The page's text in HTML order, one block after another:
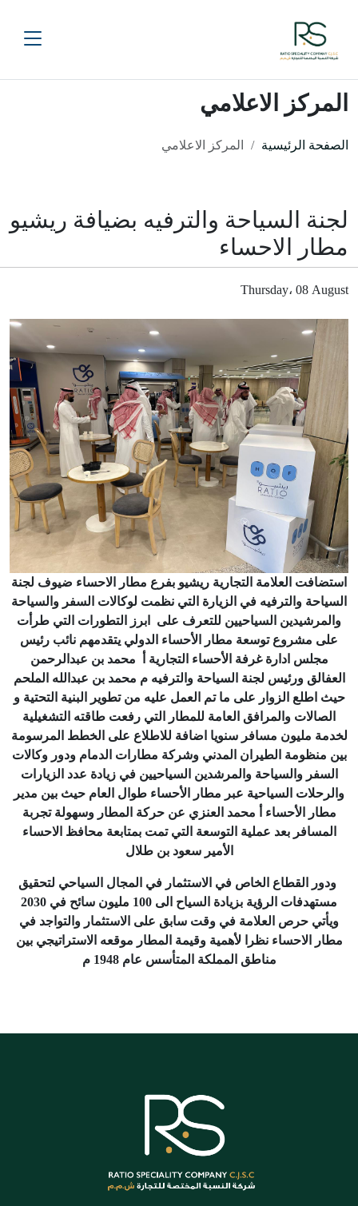
المركز الاعلامي
الصفحة الرئيسية المركز الاعلامي
لجنة السياحة والترفيه بضيافة ريشيو
مطار الاحساء
Thursday، 08 August
استضافت العلامة التجارية ريشيو بفرع مطار الاحساء ضيوف لجنة
السياحة والترفيه في الزيارة التي نظمت لوكالات السفر والسياحة
والمرشيدين السياحيين للتعرف على ابرز التطورات التي طرأت
على مشروع توسعة مطار الأحساء الدولي يتقدمهم نائب رئيس
مجلس ادارة غرفة الأحساء التجارية أ محمد بن عبدالرحمن
العفالق ورئيس لجنة السياحة والترفيه م محمد بن عبدالله الملحم
حيث اطلع الزوار على ما تم العمل عليه من تطوير البنية التحتية و
الصالات والمرافق العامة للمطار التي رفعت طاقته التشغيلية
لخدمة مليون مسافر سنويا اضافة للاطلاع على الخطط المرسومة
بين منظومة الطيران المدني وشركة مطارات الدمام ودور وكالات
السفر والسياحة والمرشدين السياحيين في زيادة عدد الزيارات
والرحلات السياحية عبر مطار الأحساء طوال العام حيث بين مدير
مطار الأحساء أ محمد العنزي عن حركة المطار وسهولة تجربة
المسافر بعد عملية التوسعة التي تمت بمتابعة محافظ الاحساء
الأمير سعود بن طلال
ودور القطاع الخاص في الاستثمار في المجال السياحي لتحقيق
مستهدفات الرؤية بزيادة السياح الى 100 مليون سائح في 2030
ويأتي حرص العلامة في وقت سابق على الاستثمار والتواجد في
مطار الاحساء نظرا لأهمية وقيمة المطار موقعه الاستراتيجي بين
مناطق المملكة المتأسس عام 1948 م